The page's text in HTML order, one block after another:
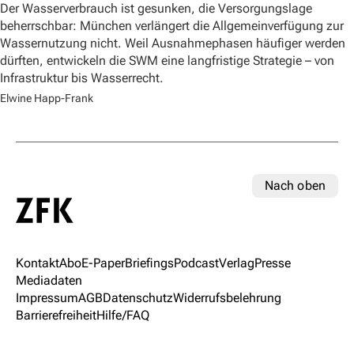
Der Wasserverbrauch ist gesunken, die Versorgungslage
beherrschbar: München verlängert die Allgemeinverfügung zur
Wassernutzung nicht. Weil Ausnahmephasen häufiger werden
dürften, entwickeln die SWM eine langfristige Strategie – von
Infrastruktur bis Wasserrecht.
Elwine Happ-Frank
Nach oben
KontaktAboE-PaperBriefingsPodcastVerlagPresse
Mediadaten
ImpressumAGBDatenschutzWiderrufsbelehrung
BarrierefreiheitHilfe/FAQ